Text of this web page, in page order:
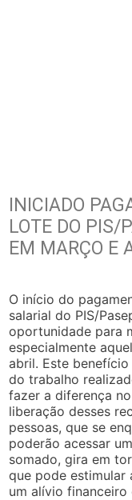
INICIADO
LOTE DO PIS/
EM MARÇO E
O início do
salarial do PIS/
oportunidade para
especialmente
abril. Este
do trabalho
fazer a diferença
liberação desses
pessoas, que se
poderão acessar
somado, gira em
que pode estimular
um alívio financeiro